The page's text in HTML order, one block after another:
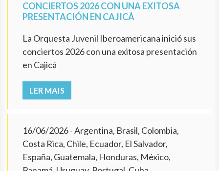
CONCIERTOS 2026 CON UNA EXITOSA
PRESENTACIÓN EN CAJICÁ
La Orquesta Juvenil Iberoamericana inició sus
conciertos 2026 con una exitosa presentación
en Cajicá
LER MAIS
16/06/2026- Argentina, Brasil, Colombia,
Costa Rica, Chile, Ecuador, El Salvador,
España, Guatemala, Honduras, México,